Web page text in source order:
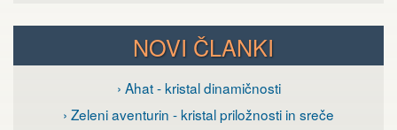
NOVI ČLANKI
› Ahat - kristal dinamičnosti
› Zeleni aventurin - kristal priložnosti in sreče